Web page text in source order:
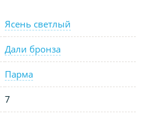
Ясень светлый
Дали бронза
Парма
7